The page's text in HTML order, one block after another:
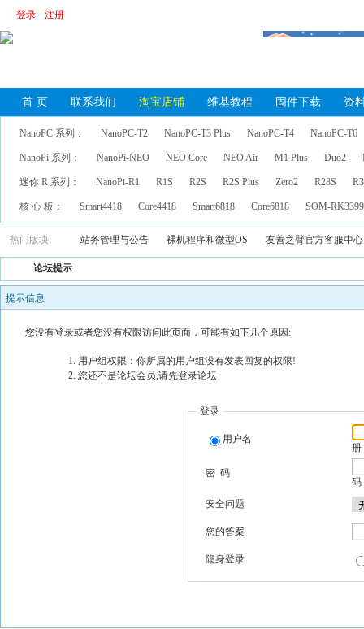
登录 注册
首 页 联系我们 淘宝店铺 维基教程 固件下载 资
NanoPC 系列： NanoPC-T2 NanoPC-T3 Plus NanoPC-T4 NanoPC-T6
NanoPi 系列： NanoPi-NEO NEO Core NEO Air M1 Plus Duo2
迷你 R 系列： NanoPi-R1 R1S R2S R2S Plus Zero2 R28S
核 心 板： Smart4418 Core4418 Smart6818 Core6818 SOM-
热门版块: 站务管理与公告 裸机程序和微型OS 友善之臂官方客服中心
论坛提示
提示信息
您没有登录或者您没有权限访问此页面，可能有如下几个原因:
用户组权限：你所属的用户组没有发表回复的权限!
您还不是论坛会员,请先登录论坛
登录
用户名
册
密 码
码
安全问题
您的答案
隐身登录